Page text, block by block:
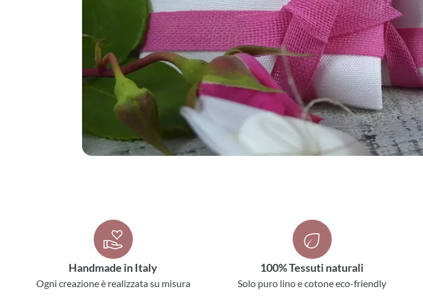
Handmade in Italy
Ogni creazione è realizzata su misura
100% Tessuti naturali
Solo puro lino e cotone eco-friendly